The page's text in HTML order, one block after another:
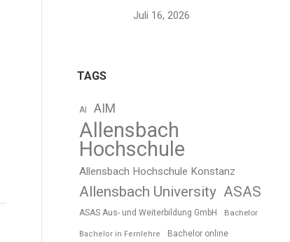
Juli 16, 2026
TAGS
AI AIM
Allensbach
Hochschule
Allensbach Hochschule Konstanz
Allensbach University ASAS
ASAS Aus- und Weiterbildung GmbH Bachelor
Bachelor in Fernlehre Bachelor online